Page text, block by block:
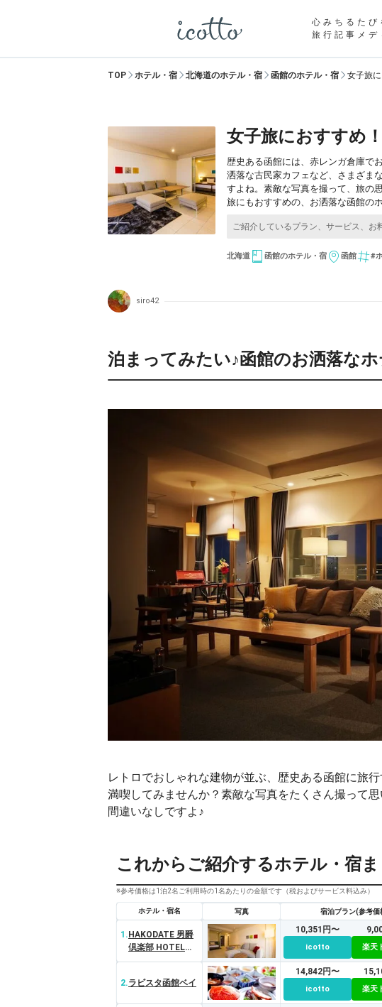
心みちるたび
旅行記事メデ
TOP ホテル・宿 北海道のホテル・宿 函館のホテル・宿 女子旅
女子旅におすすめ
歴史ある函館には、赤レンガ倉庫で
洒落な古民家カフェなど、さまざま
すよね。素敵な写真を撮って、旅の
旅にもおすすめの、お洒落な函館の
北海道 函館のホテル・宿 函館 #
siro42
泊まってみたい♪函館のお洒落な
レトロでおしゃれな建物が並ぶ、歴史ある函館に旅
満喫してみませんか？素敵な写真をたくさん撮って
間違いなしですよ♪
これからご紹介するホテル・宿
※参考価格は1泊2名ご利用時の1名あたりの金額です（税およびサービス料込み）
ホテル・宿名 写真 宿泊プラン(参考価
1.HAKODATE 男爵
倶楽部 HOTEL＆
RESORTS
10,351円〜
icotto 楽天
2.ラビスタ函館ベイ
14,842円〜
icotto 楽天